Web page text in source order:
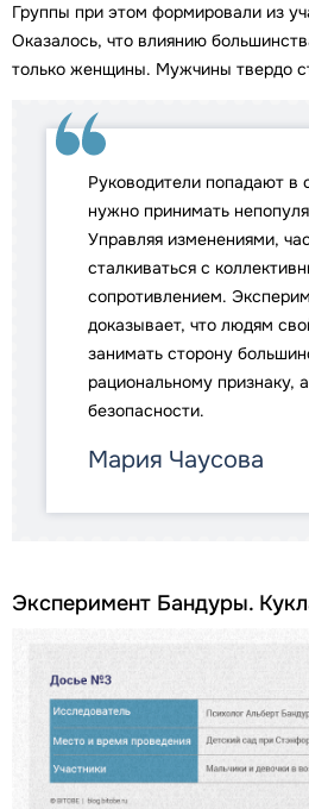
Группы при этом формировали из
Оказалось, что влиянию
только женщины. Мужчины твердо
Руководители попадают в
нужно принимать
Управляя изменениями,
сталкиваться с
сопротивлением.
доказывает, что людям
занимать сторону
рациональному признаку,
безопасности.
Мария Чаусова
Эксперимент Бандуры.